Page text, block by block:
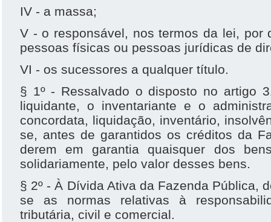
IV - a massa;
V - o responsável, nos termos da lei, por
pessoas físicas ou pessoas jurídicas de
VI - os sucessores a qualquer título.
§ 1º - Ressalvado o disposto no artigo
liquidante, o inventariante e o
concordata, liquidação, inventário,
se, antes de garantidos os créditos da
derem em garantia quaisquer dos
solidariamente, pelo valor desses bens.
§ 2º - À Dívida Ativa da Fazenda Pública,
se as normas relativas à
tributária, civil e comercial.